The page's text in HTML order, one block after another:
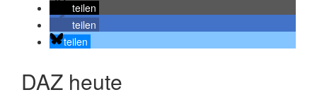
teilen
teilen
teilen
DAZ heute